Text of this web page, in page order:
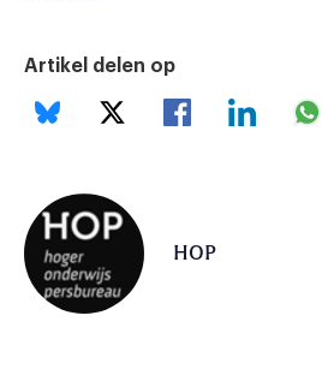
Artikel delen op
HOP